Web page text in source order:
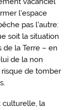
l'espace
pas l'autre:
soit la situation
de la Terre – en
de la non
de tomber
culturelle, la